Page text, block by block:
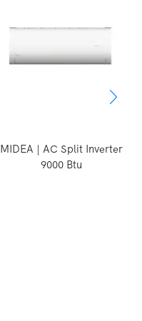
MIDEA | AC Split Inverter
9000 Btu